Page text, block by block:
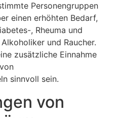
Personengruppen
einen erhöhten Bedarf,
, Rheuma und
und Raucher.
zusätzliche Einnahme
sinnvoll sein.
von